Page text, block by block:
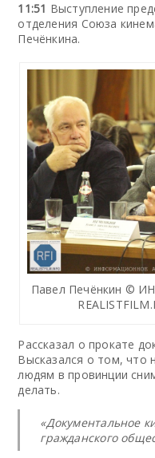
11:51 Выступление
отделения Союза
Печёнкина.
Павел Печёнкин ©
Рассказал о прокате
Высказался о том, что
людям в провинции
делать.
«Документальное
гражданского